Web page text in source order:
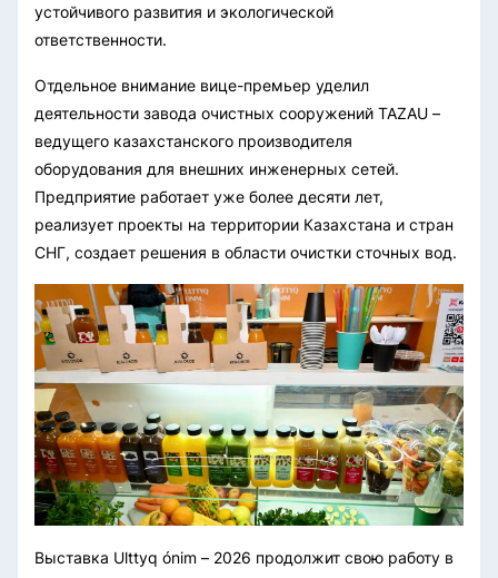
устойчивого развития и экологической
ответственности.
Отдельное внимание вице-премьер уделил
деятельности завода очистных сооружений TAZAU –
ведущего казахстанского производителя
оборудования для внешних инженерных сетей.
Предприятие работает уже более десяти лет,
реализует проекты на территории Казахстана и стран
СНГ, создает решения в области очистки сточных вод.
Выставка Ulttyq ónim – 2026 продолжит свою работу в